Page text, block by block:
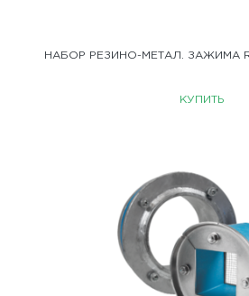
НАБОР РЕЗИНО-МЕТАЛ. ЗАЖИМА R
КУПИТЬ